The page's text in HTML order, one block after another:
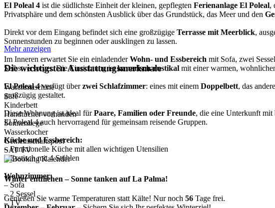
El Poleal 4 ist die südlichste Einheit der kleinen, gepflegten Ferienanlage El Poleal,
Privatsphäre und dem schönsten Ausblick über das Grundstück, das Meer und den
Direkt vor dem Eingang befindet sich eine großzügige Terrasse mit Meerblick,
Sonnenstunden zu beginnen oder ausklingen zu lassen.
Im Inneren erwartet Sie ein einladenderWohn- und Essbereich mit Sofa, zwei
Selbstversorger. Die Einrichtung istkanarisch-rustikal mit einer warmen,
El Poleal 4verfügt überzwei Schlafzimmer: eines mit einem Doppelbett, das
großzügig gestaltet.
Diese Wohnung ist ideal fürPaare, Familien oder Freunde, die eine Unterkunft mit
El Poleal 4 auch hervorragend für gemeinsam reisende Gruppen.
Küche und Essbereich:
– Funktionelle Küche mit allen wichtigen Utensilien
– Esstisch mit 4 Stühlen
Wohnzimmer:
– Sofa
– 2 Sessel
– TV
Mehr anzeigen
Die wichtigsten Ausstattungsmerkmale
Waschmaschine
Safe
Kinderbett
Handtücher vorhanden
Sonnenliege
Wasserkocher
Gemeinschaftspool
SAT TV
Winter entfliehen – Sonne tanken auf La Palma!
Genießen Sie warme Temperaturen statt Kälte! Nur noch 56 Tage frei.